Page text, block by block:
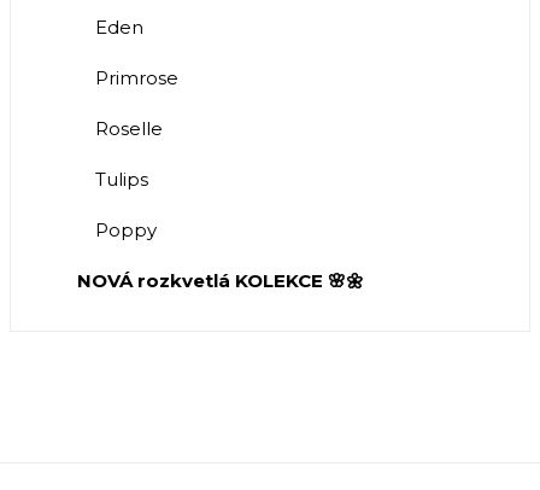
Eden
Primrose
Roselle
Tulips
Poppy
NOVÁ rozkvetlá KOLEKCE 🌸🌼